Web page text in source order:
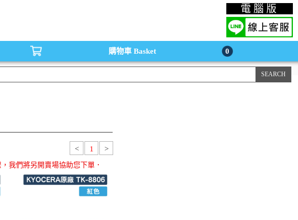
-office24列印倉庫線上購物手機版 電腦版
購物車 Basket 0
< 1 >
我們將另開賣場協助您下單．